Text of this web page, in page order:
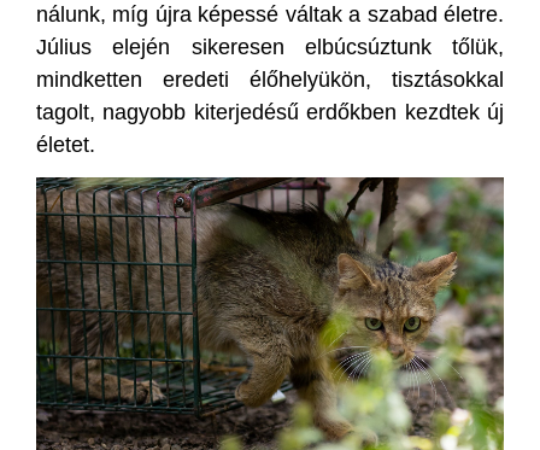
nálunk, míg újra képessé váltak a szabad életre.
Július elején sikeresen elbúcsúztunk tőlük,
mindketten eredeti élőhelyükön, tisztásokkal
tagolt, nagyobb kiterjedésű erdőkben kezdtek új
életet.